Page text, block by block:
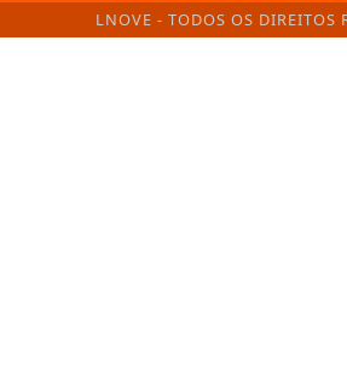
LNOVE - TODOS OS DIREITOS